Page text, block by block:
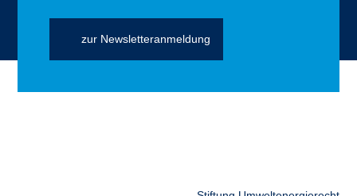
zur Newsletteranmeldung